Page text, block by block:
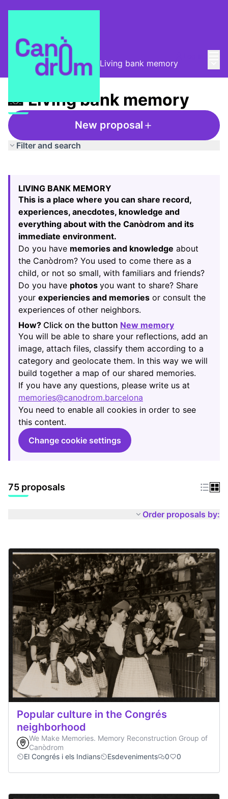
Taula de Memòries / 📸 Living bank memory
📸 Living bank memory
New proposal
Filter and search
−
LIVING BANK MEMORY
This is a place where you can share record,
experiences, anecdotes, knowledge and
everything about with the Canòdrom and its
immediate environment.
Do you have memories and knowledge about
the Canòdrom? You used to come there as a
child, or not so small, with familiars and friends?
Do you have photos you want to share? Share
your experiencies and memories or consult the
experiences of other neighbors.
How? Click on the button New memory
(Opens in
You will be able to share your reflections, add an
image, attach files, classify them according to a
category and geolocate them. In this way we will
build together a map of our shared memories.
If you have any questions, please write us at
memories@canodrom.barcelona
(Opens in new tab)
You need to enable all cookies in order to see
this content.
Change cookie settings
75 proposals
Order proposals by:
Popular culture in the Congrés
neighborhood
We Make Memories. Memory Reconstruction Group of
Canòdrom
El Congrés i els Indians
Esdeveniments 0 0